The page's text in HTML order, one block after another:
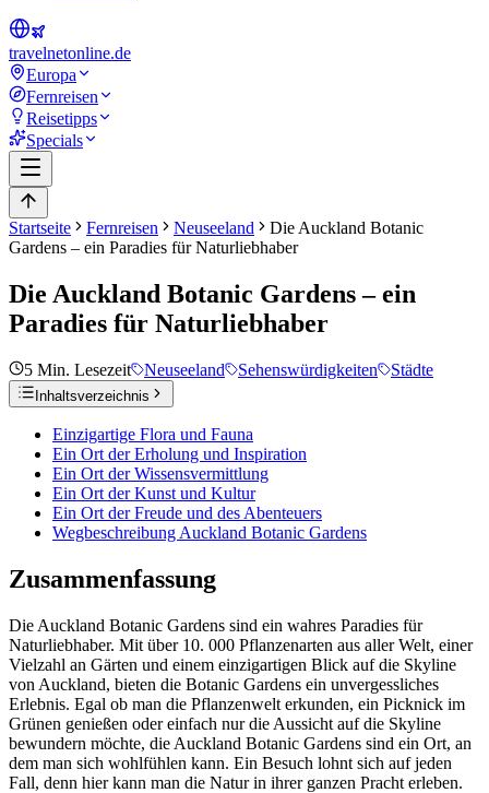
travelnetonline.de
Europa
Fernreisen
Reisetipps
Specials
Startseite Fernreisen Neuseeland
Die Auckland Botanic
Gardens – ein Paradies für Naturliebhaber
Die Auckland Botanic Gardens – ein
Paradies für Naturliebhaber
5 Min. Lesezeit Neuseeland Sehenswürdigkeiten Städte
Inhaltsverzeichnis
Einzigartige Flora und Fauna
Ein Ort der Erholung und Inspiration
Ein Ort der Wissensvermittlung
Ein Ort der Kunst und Kultur
Ein Ort der Freude und des Abenteuers
Wegbeschreibung Auckland Botanic Gardens
Zusammenfassung
Die Auckland Botanic Gardens sind ein wahres Paradies für
Naturliebhaber. Mit über 10. 000 Pflanzenarten aus aller Welt, einer
Vielzahl an Gärten und einem einzigartigen Blick auf die Skyline
von Auckland, bieten die Botanic Gardens ein unvergessliches
Erlebnis. Egal ob man die Pflanzenwelt erkunden, ein Picknick im
Grünen genießen oder einfach nur die Aussicht auf die Skyline
bewundern möchte, die Auckland Botanic Gardens sind ein Ort, an
dem man sich wohlfühlen kann. Ein Besuch lohnt sich auf jeden
Fall, denn hier kann man die Natur in ihrer ganzen Pracht erleben.